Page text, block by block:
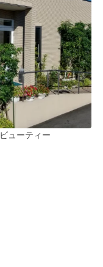
ューティー